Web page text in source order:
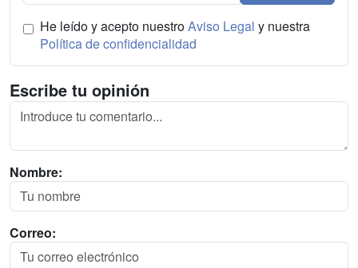
He leído y acepto nuestroAviso Legal y nuestra
Política de confidencialidad
Escribe tu opinión
Nombre:
Correo: